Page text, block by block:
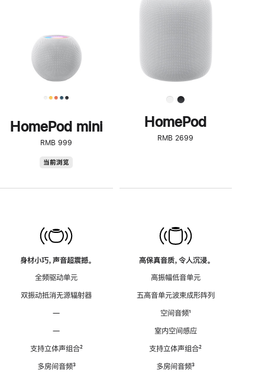
HomePod mini
RMB 999
当前浏览
身材小巧，声音超震撼。
全频驱动单元
双振动抵消无源辐射器
—
—
支持立体声组合脚
²
多房间音频脚
³
了
解
HomePod<
HomePod
RMB 2699
高保真音质，令人沉浸。
高振幅低音单元
五高音单元波束成形阵列
空间音频脚
¹
室内空间感应
支持立体声组合脚
²
多房间音频脚
³